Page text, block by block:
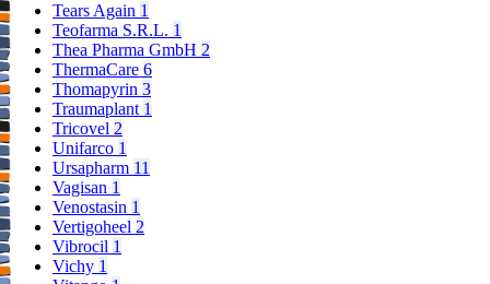
Tears Again 1
Teofarma S.R.L. 1
Thea Pharma GmbH 2
ThermaCare 6
Thomapyrin 3
Traumaplant 1
Tricovel 2
Unifarco 1
Ursapharm 11
Vagisan 1
Venostasin 1
Vertigoheel 2
Vibrocil 1
Vichy 1